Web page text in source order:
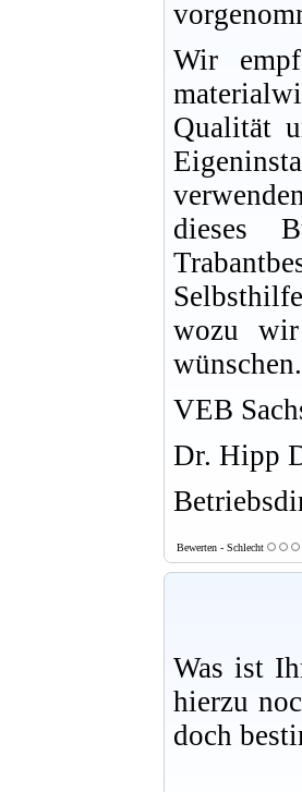
Wir
Qualität
dieses
wozu
wünschen.
VEB
Dr. Hipp
Bewerten - Schlecht
Was ist
hierzu
doch